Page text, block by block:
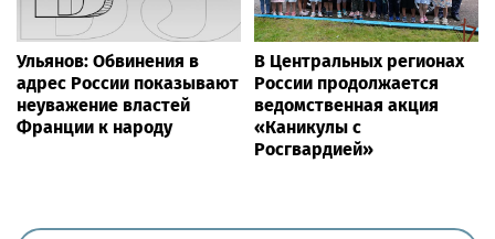
Ульянов: Обвинения в
адрес России показывают
неуважение властей
Франции к народу
В Центральных регионах
России продолжается
ведомственная акция
«Каникулы с
Росгвардией»